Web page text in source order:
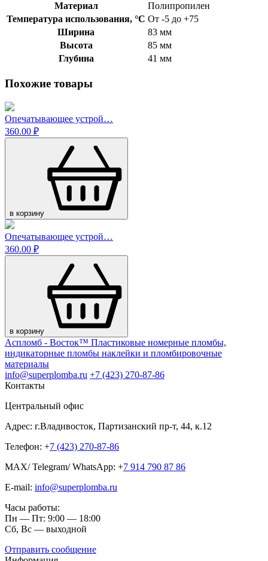
Материал
Полипропилен
Температура использования, °C От -5 до +75
Ширина
83 мм
Высота
85 мм
Глубина
41 мм
Похожие товары
Опечатывающее устрой…
360.00 ₽
в корзину
Опечатывающее устрой…
360.00 ₽
в корзину
Аспломб - Восток™ Пластиковые номерные пломбы,
индикаторные пломбы наклейки и пломбировочные
материалы
info@superplomba.ru +7 (423) 270-87-86
Контакты
Центральный офис
Адрес: г.Владивосток, Партизанский пр-т, 44, к.12
Телефон: +7 (423) 270-87-86
MAX/ Telegram/ WhatsApp: +7 914 790 87 86
E-mail: info@superplomba.ru
Часы работы:
Пн — Пт: 9:00 — 18:00
Сб, Вc — выходной
Отправить сообщение